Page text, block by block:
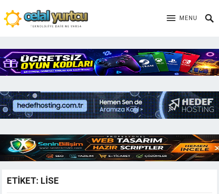
MENU
ETIKET: LISE